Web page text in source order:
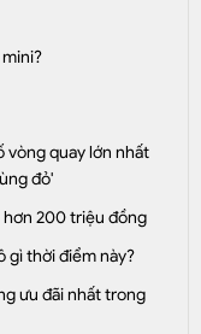
vòng quay lớn nhất
đỏ'
hơn 200 triệu đồng
gì thời điểm này?
ưu đãi nhất trong